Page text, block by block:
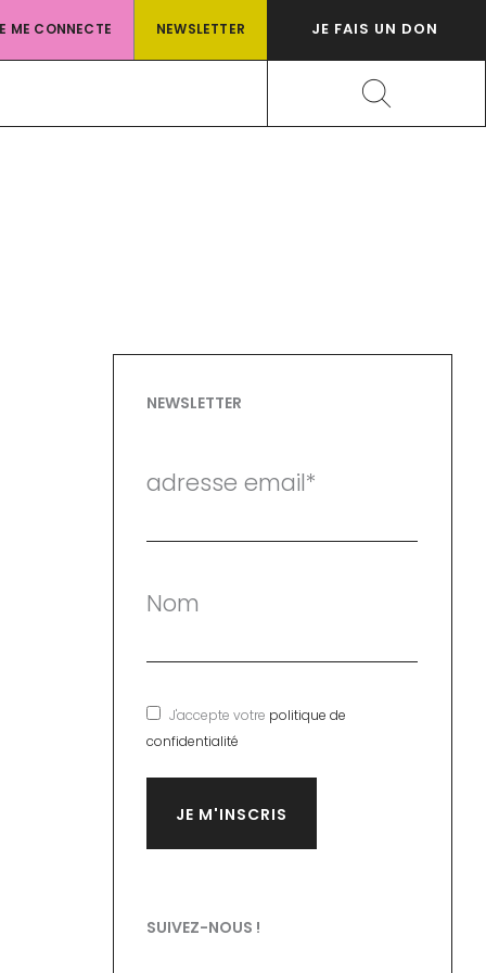
ME CONNECTE NEWSLETTER JE FAIS UN DON
Rechercher
NEWSLETTER
adresse email*
Nom
J'accepte votre politique de
confidentialité
SUIVEZ-NOUS !